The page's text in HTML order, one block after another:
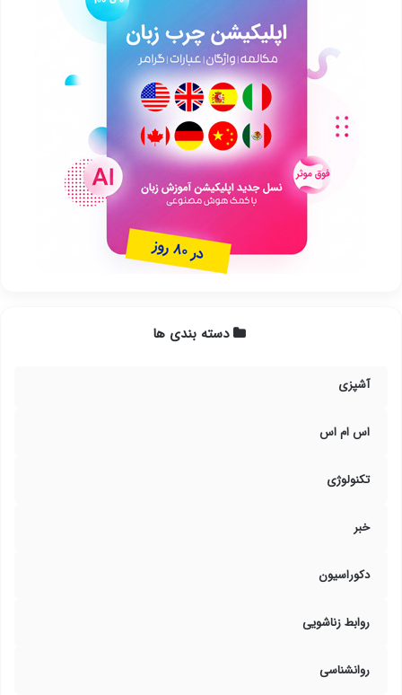
دسته بندی ها
آشپزی
اس ام اس
تکنولوژی
خبر
دکوراسیون
روابط زناشویی
روانشناسی